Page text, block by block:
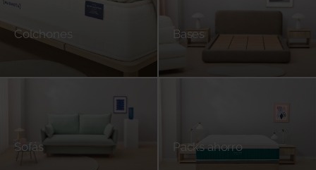
Colchones Bases
Sofás Packs ahorro